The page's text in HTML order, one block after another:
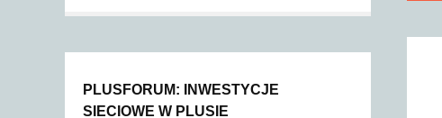
PLUSFORUM: INWESTYCJE
SIECIOWE W PLUSIE